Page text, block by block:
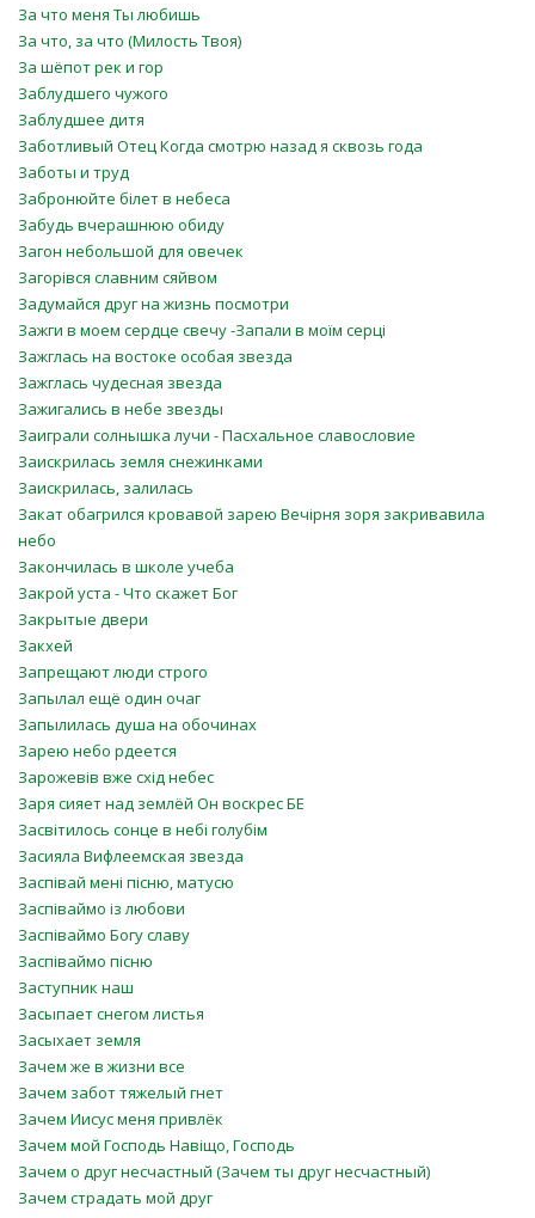
За что меня Ты любишь
За что, за что (Милость Твоя)
За шёпот рек и гор
Заблудшего чужого
Заблудшее дитя
Заботливый Отец Когда смотрю назад я сквозь года
Заботы и труд
Забронюйте білет в небеса
Забудь вчерашнюю обиду
Загон небольшой для овечек
Загорівся славним сяйвом
Задумайся друг на жизнь посмотри
Зажги в моем сердце свечу -Запали в моїм серці
Зажглась на востоке особая звезда
Зажглась чудесная звезда
Зажигались в небе звезды
Заиграли солнышка лучи - Пасхальное славословие
Заискрилась земля снежинками
Заискрилась, залилась
Закат обагрился кровавой зарею Вечірня зоря закривавила
небо
Закончилась в школе учеба
Закрой уста - Что скажет Бог
Закрытые двери
Закхей
Запрещают люди строго
Запылал ещё один очаг
Запылилась душа на обочинах
Зарею небо рдеется
Зарожевів вже схід небес
Заря сияет над землёй Он воскрес БЕ
Засвітилось сонце в небі голубім
Засияла Вифлеемская звезда
Заспівай мені пісню, матусю
Заспіваймо із любови
Заспіваймо Богу славу
Заспіваймо пісню
Заступник наш
Засыпает снегом листья
Засыхает земля
Зачем же в жизни все
Зачем забот тяжелый гнет
Зачем Иисус меня привлёк
Зачем мой Господь Навіщо, Господь
Зачем о друг несчастный (Зачем ты друг несчастный)
Зачем страдать мой друг